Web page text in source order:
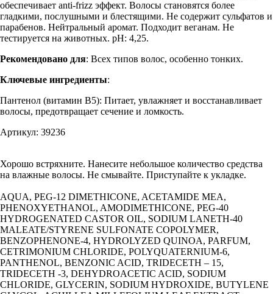
обеспечивает anti-frizz эффект. Волосы становятся более
гладкими, послушными и блестящими. Не содержит сульфатов и
парабенов. Нейтральный аромат. Подходит веганам. Не
тестируется на животных. pH: 4,25.
Рекомендовано для: Всех типов волос, особенно тонких.
Ключевые ингредиенты:
Пантенол (витамин B5): Питает, увлажняет и восстанавливает
волосы, предотвращает сечение и ломкость.
Артикул: 39236
Хорошо встряхните. Нанесите небольшое количество средства
на влажные волосы. Не смывайте. Приступайте к укладке.
AQUA, PEG-12 DIMETHICONE, ACETAMIDE MEA,
PHENOXYETHANOL, AMODIMETHICONE, PEG-40
HYDROGENATED CASTOR OIL, SODIUM LANETH-40
MALEATE/STYRENE SULFONATE COPOLYMER,
BENZOPHENONE-4, HYDROLYZED QUINOA, PARFUM,
CETRIMONIUM CHLORIDE, POLYQUATERNIUM-6,
PANTHENOL, BENZONIC ACID, TRIDECETH – 15,
TRIDECETH -3, DEHYDROACETIC ACID, SODIUM
CHLORIDE, GLYCERIN, SODIUM HYDROXIDE, BUTYLENE